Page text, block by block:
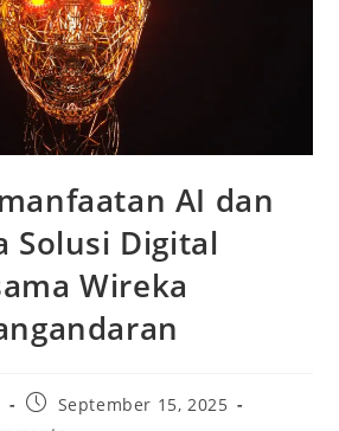
AI dan
Solusi Digital
Wireka
September 15, 2025